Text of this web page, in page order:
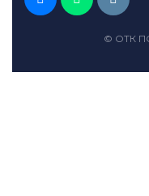
© ОТК